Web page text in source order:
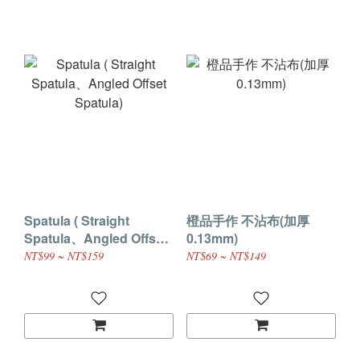
Spatula ( Straight
Spatula、Angled Offset
Spatula)
NT$99 ~ NT$159
橙品手作 不沾布(加厚
0.13mm)
NT$69 ~ NT$149